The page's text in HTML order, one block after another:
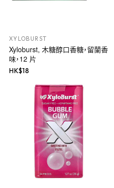
XYLOBURST
Xyloburst, 木糖醇口香糖，留蘭香
味，12 片
HK$18